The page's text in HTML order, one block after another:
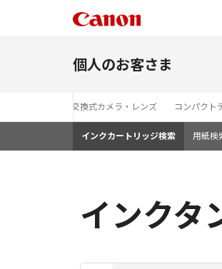
個人のお客さま
レンズ交換式カメラ・レンズ コンパクト
インクカートリッジ検索 用紙検
インクタ